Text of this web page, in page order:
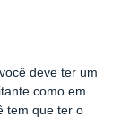
deve ter um
como em
tem que ter o